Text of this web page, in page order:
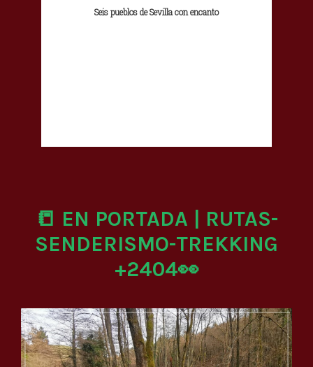
Seis pueblos de Sevilla con encanto
📒 EN PORTADA | RUTAS-
SENDERISMO-TREKKING
+2404👀